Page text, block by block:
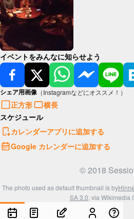
イベントをみんなに知らせよう
シェア用画像 （Instagramなどにオススメ！）
正方形
横長
スケジュール
カレンダーアプリに追加する
Google カレンダーに追加する
© 2018
The photo used as default thumbnail is by
SA 3.0, via Wikimedia